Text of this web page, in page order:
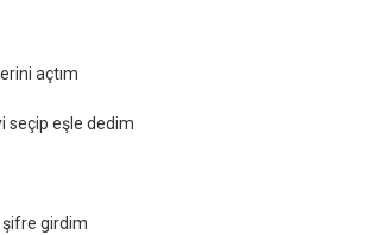
açtım
seçip eşle dedim
şifre girdim